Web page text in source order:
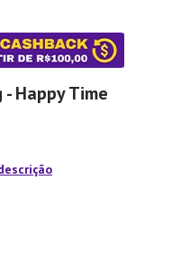
Happy Time